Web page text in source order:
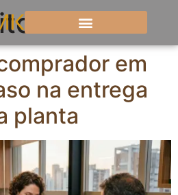
em
na entrega
planta